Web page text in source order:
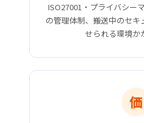
ISO27001・プライバシー
の管理体制、搬送中のセキ
せられる環境か
価